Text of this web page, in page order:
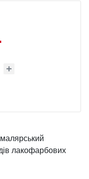
лакофарбових